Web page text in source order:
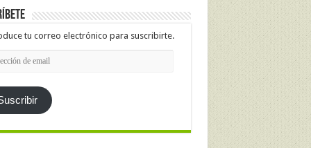
tu correo electrónico para suscribirte.